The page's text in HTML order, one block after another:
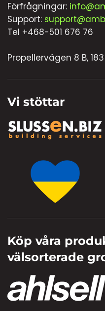
Förfrågningar:
Support:
Tel +468-501 676 76
Propellervägen 8 B,
Vi stöttar
Köp våra
välsorterade